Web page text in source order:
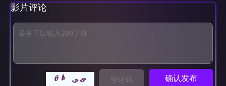
089
093 094 095 096
108
影片评论
确认发布